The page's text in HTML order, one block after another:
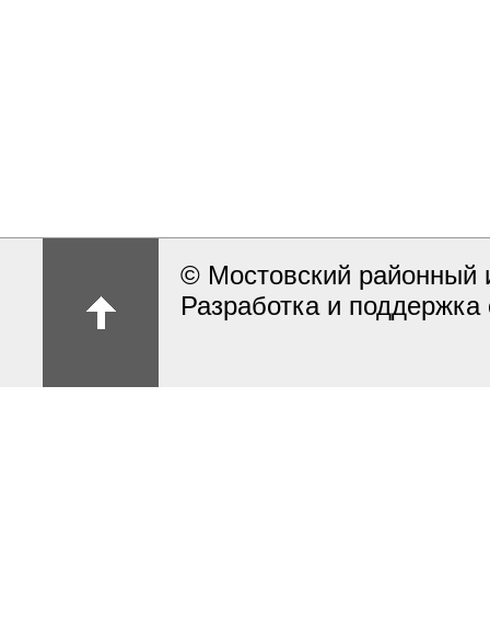
© Мостовский районный
Разработка и поддержка